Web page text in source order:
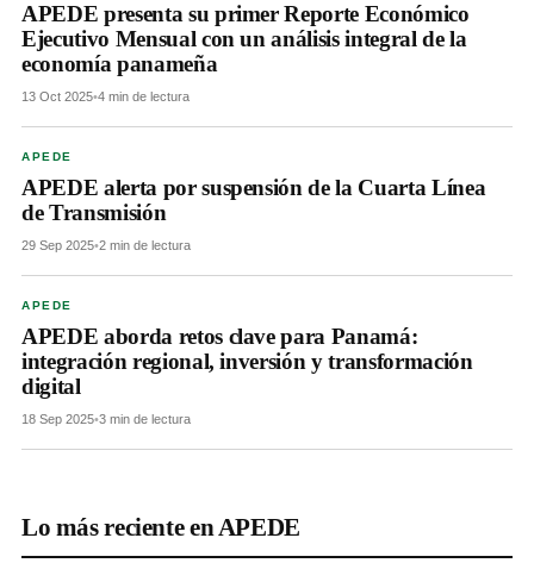
APEDE presenta su primer Reporte Económico
Ejecutivo Mensual con un análisis integral de la
economía panameña
13 Oct 2025•4 min de lectura
APEDE
APEDE alerta por suspensión de la Cuarta Línea
de Transmisión
29 Sep 2025•2 min de lectura
APEDE
APEDE aborda retos clave para Panamá:
integración regional, inversión y transformación
digital
18 Sep 2025•3 min de lectura
Lo más reciente en APEDE